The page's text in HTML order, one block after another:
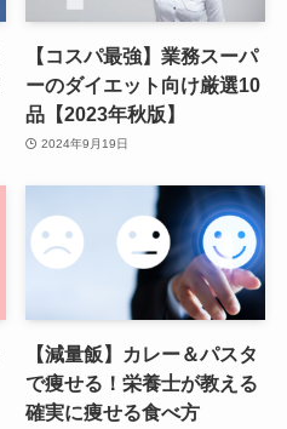
【コスパ最強】業務スーパ
ーのダイエット向け厳選10
品【2023年秋版】
2024年9月19日
【減量飯】カレー＆パスタ
で痩せる！栄養士が教える
確実に痩せる食べ方